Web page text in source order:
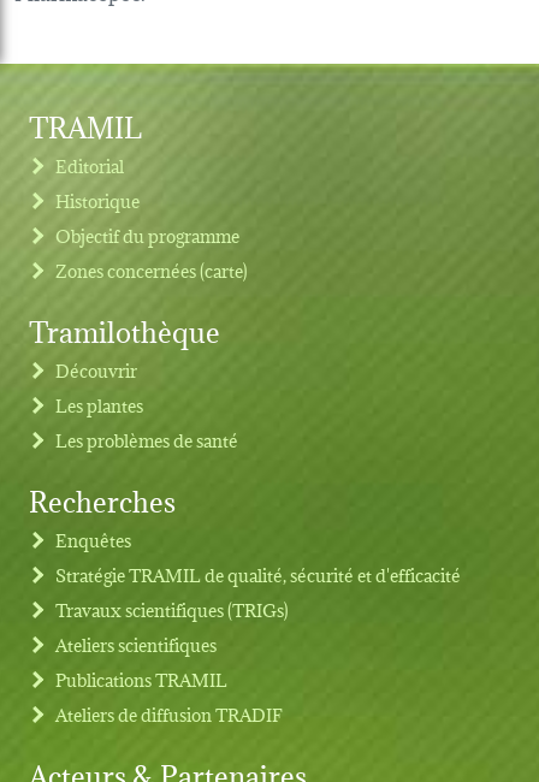
Footer menu
TRAMIL
Editorial
Historique
Objectif du programme
Zones concernées (carte)
Tramilothèque
Découvrir
Les plantes
Les problèmes de santé
Recherches
Enquêtes
Stratégie TRAMIL de qualité, sécurité et d'efficacité
Travaux scientifiques (TRIGs)
Ateliers scientifiques
Publications TRAMIL
Ateliers de diffusion TRADIF